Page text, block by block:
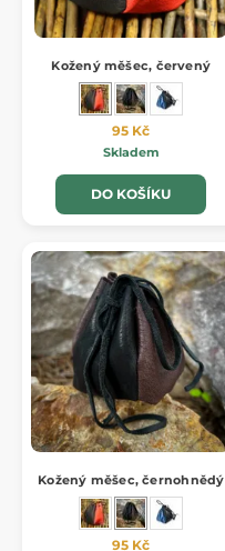
Kožený měšec, červený
95 Kč
Skladem
DO KOŠÍKU
Kožený měšec, černohnědý
95 Kč